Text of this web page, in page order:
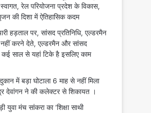
रेल परियोजना प्रदेश के विकास,
की दिशा में ऐतिहासिक कदम
हड़ताल पर, सांसद प्रतिनिधि, एल्डरमैन
नहीं करने देते, एल्डरमैन और सांसद
कई साल से यहां टिके है इसलिए काम
में बड़ा घोटाला 6 माह से नहीं मिला
देवांगन ने की कलेक्टर से शिकायत ।
युवा मंच सांकरा का ‘शिक्षा साथी